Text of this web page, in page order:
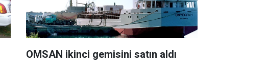
OMSAN ikinci gemisini satın aldı